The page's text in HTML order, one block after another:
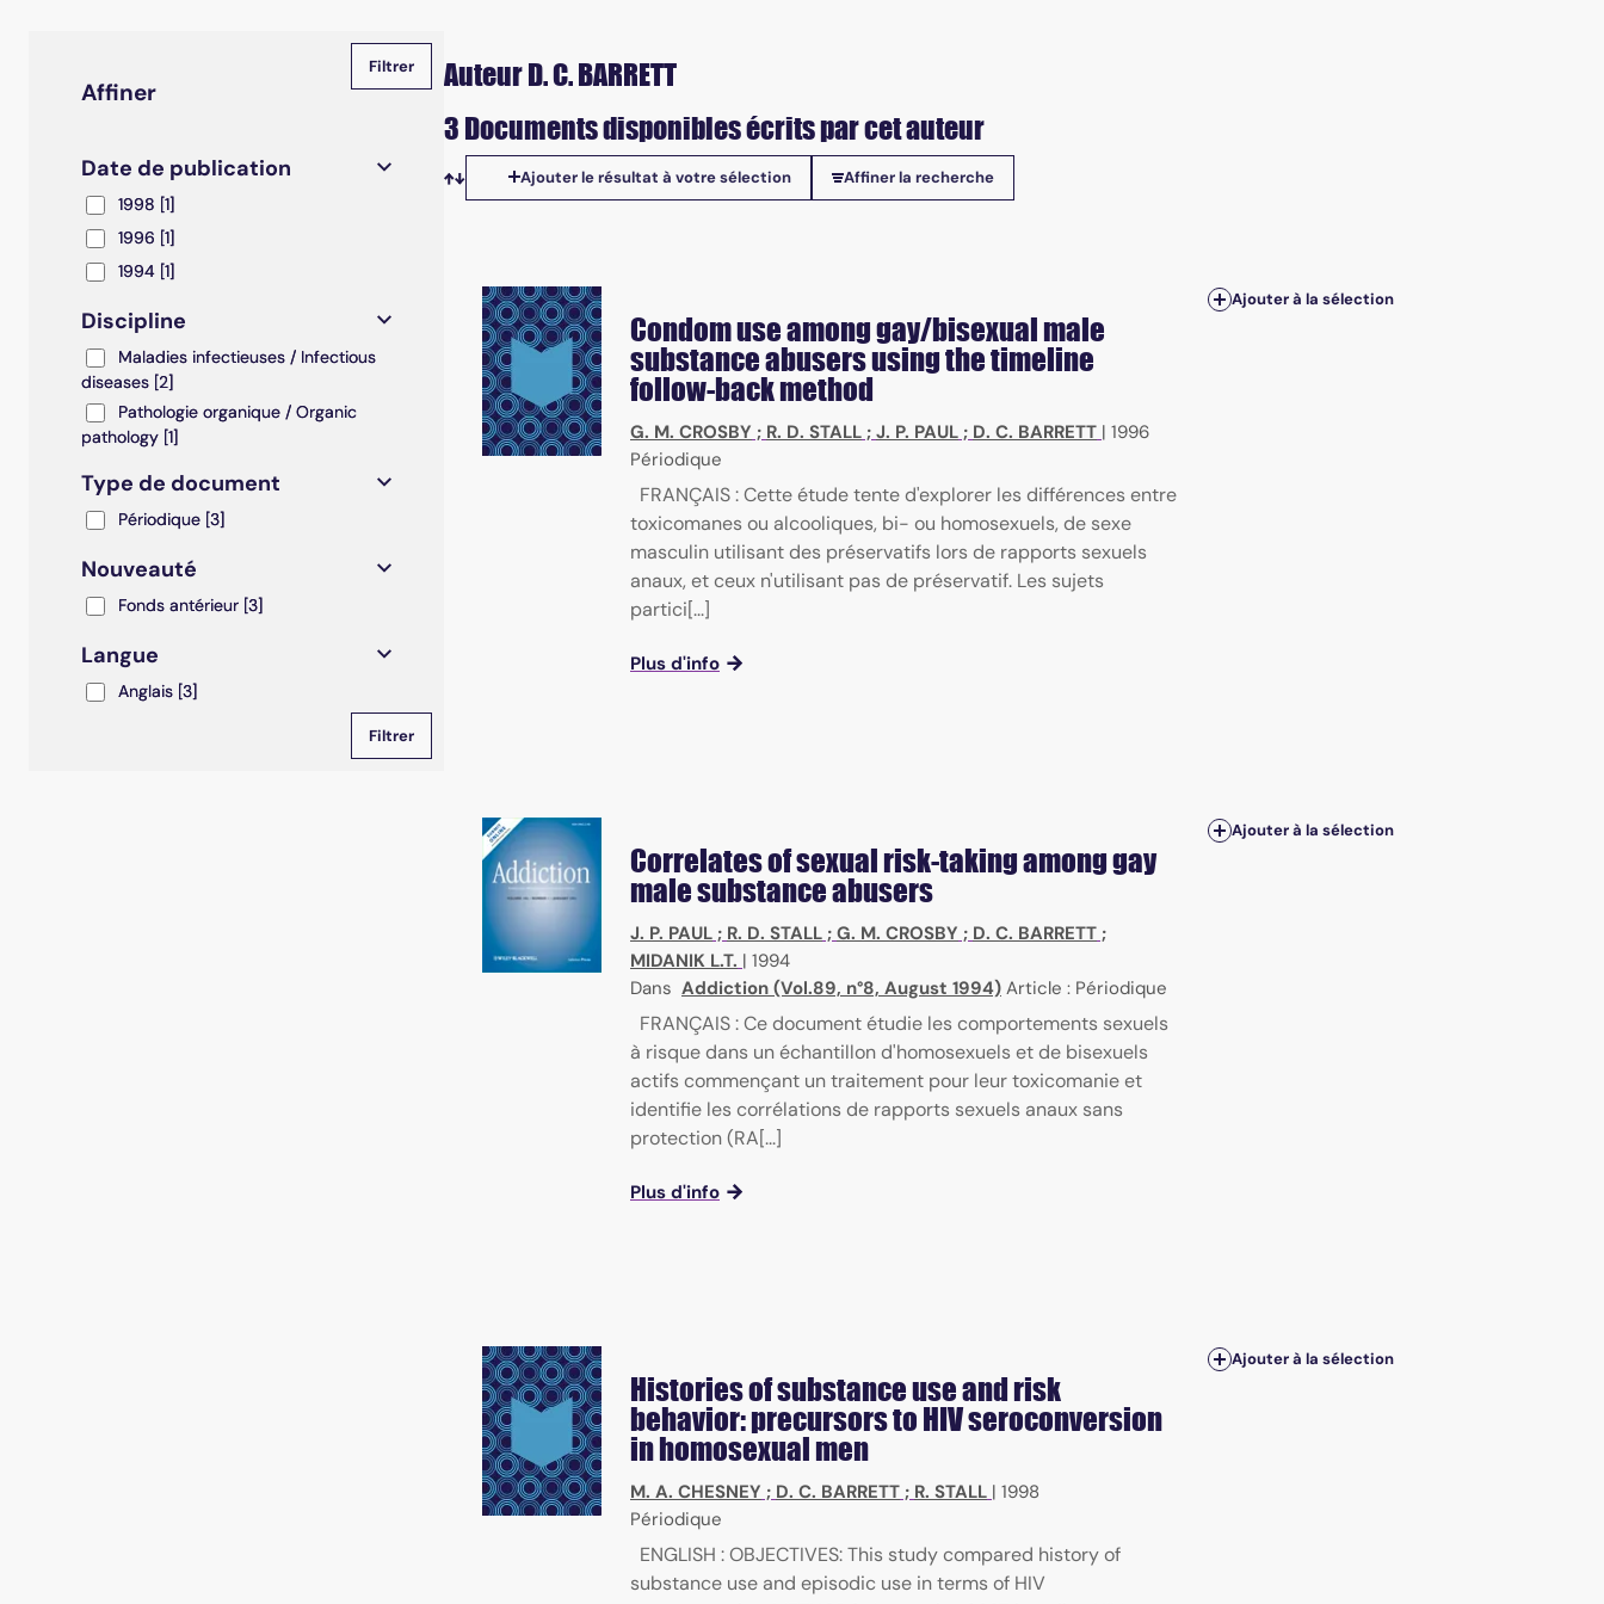
Affiner
Date de publication
19981998 [1]
19961996 [1]
19941994 [1]
Discipline
Maladies infectieuses / Infectious diseases
Maladies infectieuses / Infectious
diseases [2]
Pathologie organique / Organic pathology
Pathologie organique / Organic
pathology [1]
Type de document
Périodique
Périodique [3]
Nouveauté
Fonds antérieur
Fonds antérieur [3]
Langue
AnglaisAnglais [3]
Auteur D. C. BARRETT
3 Documents disponibles écrits par cet auteur
Tris disponibles
Ajouter le résultat à votre sélection Affiner la recherche
Condom use among gay/bisexual male
substance abusers using the timeline
follow-back method
G. M. CROSBY ; R. D. STALL ; J. P. PAUL ; D. C. BARRETT | 1996
Périodique
FRANÇAIS : Cette étude tente d'explorer les différences entre
toxicomanes ou alcooliques, bi- ou homosexuels, de sexe
masculin utilisant des préservatifs lors de rapports sexuels
anaux, et ceux n'utilisant pas de préservatif. Les sujets
partici[...]
Plus d'info
Ajouter à la sélection
Correlates of sexual risk-taking among gay
male substance abusers
J. P. PAUL ; R. D. STALL ; G. M. CROSBY ; D. C. BARRETT ;
MIDANIK L.T. | 1994
Dans Addiction (Vol.89, n°8, August 1994) Article : Périodique
FRANÇAIS : Ce document étudie les comportements sexuels
à risque dans un échantillon d'homosexuels et de bisexuels
actifs commençant un traitement pour leur toxicomanie et
identifie les corrélations de rapports sexuels anaux sans
protection (RA[...]
Plus d'info
Ajouter à la sélection
Histories of substance use and risk
behavior: precursors to HIV seroconversion
in homosexual men
M. A. CHESNEY ; D. C. BARRETT ; R. STALL | 1998
Périodique
ENGLISH : OBJECTIVES: This study compared history of
substance use and episodic use in terms of HIV
Ajouter à la sélection